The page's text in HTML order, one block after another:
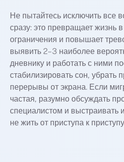
Не пытайтесь исключить все
сразу: это превращает жизнь
ограничения и повышает
выявить 2–3 наиболее
дневнику и работать с ними
стабилизировать сон, убрать
перерывы от экрана. Если
частая, разумно обсуждать
специалистом и выстраивать
не жить от приступа к